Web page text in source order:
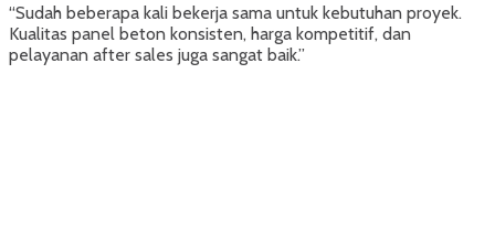
“Sudah beberapa kali bekerja sama untuk kebutuhan proyek.
Kualitas panel beton konsisten, harga kompetitif, dan
pelayanan after sales juga sangat baik.”